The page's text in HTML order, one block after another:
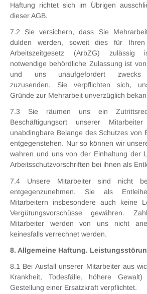
Haftung richtet sich im Übrigen
dieser AGB.
7.2 Sie versichern, dass Sie
dulden werden, soweit dies für
Arbeitszeitgesetz (ArbZG) zulässig
notwendige behördliche Zulassung ist
und uns unaufgefordert zwecks
zuzusenden. Sie verpflichten sich,
Gründe zur Mehrarbeit unverzüglich
7.3 Sie räumen uns ein
Beschäftigungsort unserer
unabdingbare Belange des Schutzes von
entgegenstehen. Nur so können wir
wahren und uns von der Einhaltung der
Arbeitsschutzvorschriften bei ihnen als
7.4 Unsere Mitarbeiter sind nicht
entgegenzunehmen. Sie als
Mitarbeitern insbesondere auch keine
Vergütungsvorschüsse gewähren.
Mitarbeiter werden von uns nicht
keinesfalls verrechnet werden.
8. Allgemeine Haftung.
8.1 Bei Ausfall unserer Mitarbeiter aus
Krankheit, Todesfälle, höhere
Gestellung einer Ersatzkraft verpflichtet.